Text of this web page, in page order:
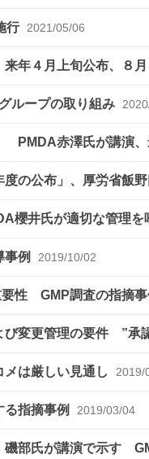
行 2021/05/06
年４月上旬公布、８
ループの取り組み
赤澤氏が講演、
の公布」、厚労省飯
櫻井氏が適切な管理を
事例 2019/10/02
性 GMP調査の指摘
び変更管理の要件 ”承
は厳しい見通し 2019/
指摘事例 2019/03/04
磯部氏が講演で示す